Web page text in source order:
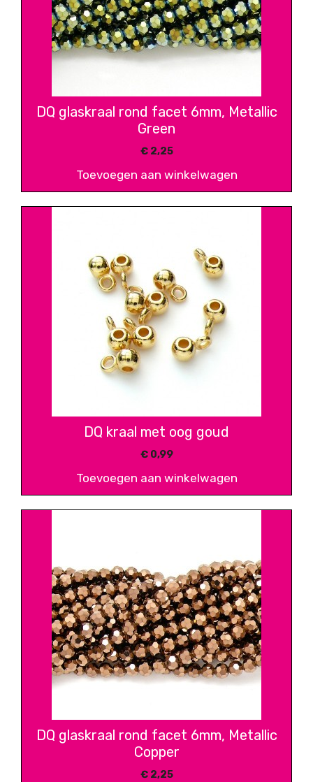
DQ glaskraal rond facet 6mm, Metallic
Green
€2,25
Toevoegen aan winkelwagen
DQ kraal met oog goud
€0,99
Toevoegen aan winkelwagen
DQ glaskraal rond facet 6mm, Metallic
Copper
€2,25